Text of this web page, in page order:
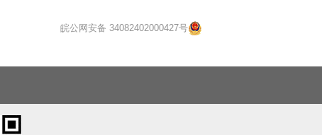
皖公网安备 34082402000427号